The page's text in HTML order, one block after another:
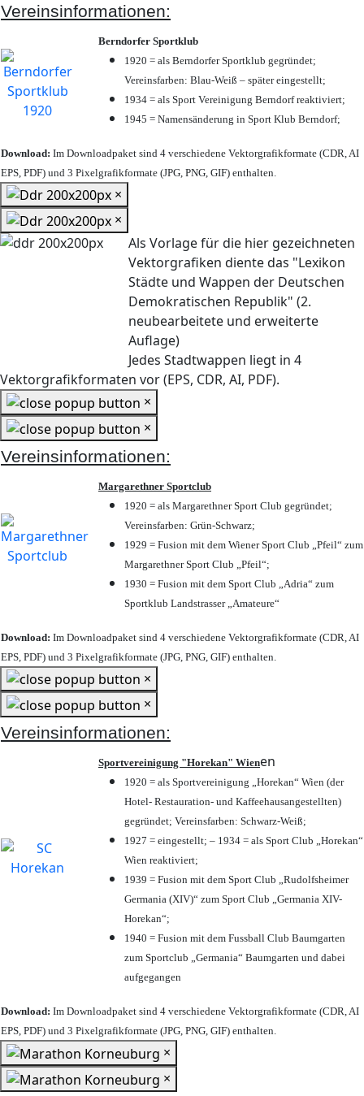
Vereinsinformationen:
Berndorfer Sportklub
1920 = als Berndorfer Sportklub gegründet;
Vereinsfarben: Blau-Weiß – später eingestellt;
1934 = als Sport Vereinigung Berndorf reaktiviert;
1945 = Namensänderung in Sport Klub Berndorf;
Download: Im Downloadpaket sind 4 verschiedene Vektorgrafikformate (CDR, AI
EPS, PDF) und 3 Pixelgrafikformate (JPG, PNG, GIF) enthalten.
×
×
Als Vorlage für die hier gezeichneten
Vektorgrafiken diente das "Lexikon
Städte und Wappen der Deutschen
Demokratischen Republik" (2.
neubearbeitete und erweiterte
Auflage)
Jedes Stadtwappen liegt in 4
Vektorgrafikformaten vor (EPS, CDR, AI, PDF).
×
×
Vereinsinformationen:
Margarethner Sportclub
1920 = als Margarethner Sport Club gegründet;
Vereinsfarben: Grün-Schwarz;
1929 = Fusion mit dem Wiener Sport Club „Pfeil“ zum
Margarethner Sport Club „Pfeil“;
1930 = Fusion mit dem Sport Club „Adria“ zum
Sportklub Landstrasser „Amateure“
Download: Im Downloadpaket sind 4 verschiedene Vektorgrafikformate (CDR, AI
EPS, PDF) und 3 Pixelgrafikformate (JPG, PNG, GIF) enthalten.
×
×
Vereinsinformationen:
Sportvereinigung "Horekan" Wienen
1920 = als Sportvereinigung „Horekan“ Wien (der
Hotel- Restauration- und Kaffeehausangestellten)
gegründet; Vereinsfarben: Schwarz-Weiß;
1927 = eingestellt; – 1934 = als Sport Club „Horekan“
Wien reaktiviert;
1939 = Fusion mit dem Sport Club „Rudolfsheimer
Germania (XIV)“ zum Sport Club „Germania XIV-
Horekan“;
1940 = Fusion mit dem Fussball Club Baumgarten
zum Sportclub „Germania“ Baumgarten und dabei
aufgegangen
Download: Im Downloadpaket sind 4 verschiedene Vektorgrafikformate (CDR, AI
EPS, PDF) und 3 Pixelgrafikformate (JPG, PNG, GIF) enthalten.
×
×